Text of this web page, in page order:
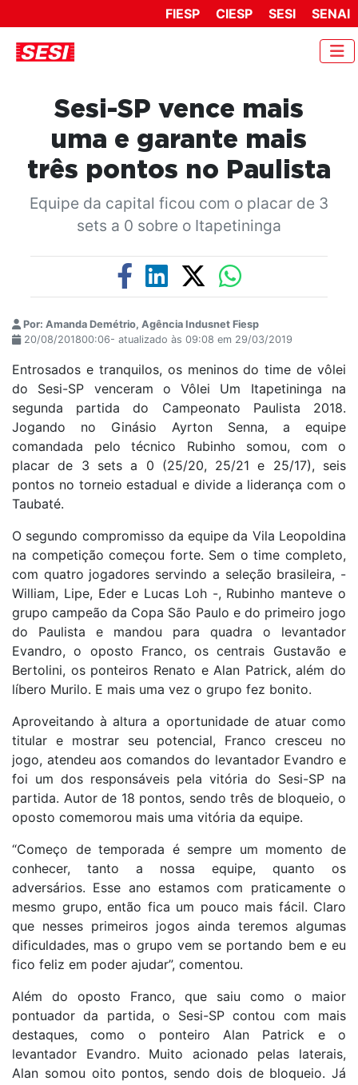
FIESP CIESP SESI SENAI
Sesi-SP vence mais
uma e garante mais
três pontos no Paulista
Equipe da capital ficou com o placar de 3
sets a 0 sobre o Itapetininga
Por: Amanda Demétrio, Agência Indusnet Fiesp
20/08/201800:06- atualizado às 09:08 em 29/03/2019
Entrosados e tranquilos, os meninos do time de vôlei
do Sesi-SP venceram o Vôlei Um Itapetininga na
segunda partida do Campeonato Paulista 2018.
Jogando no Ginásio Ayrton Senna, a equipe
comandada pelo técnico Rubinho somou, com o
placar de 3 sets a 0 (25/20, 25/21 e 25/17), seis
pontos no torneio estadual e divide a liderança com o
Taubaté.
O segundo compromisso da equipe da Vila Leopoldina
na competição começou forte. Sem o time completo,
com quatro jogadores servindo a seleção brasileira, -
William, Lipe, Eder e Lucas Loh -, Rubinho manteve o
grupo campeão da Copa São Paulo e do primeiro jogo
do Paulista e mandou para quadra o levantador
Evandro, o oposto Franco, os centrais Gustavão e
Bertolini, os ponteiros Renato e Alan Patrick, além do
líbero Murilo. E mais uma vez o grupo fez bonito.
Aproveitando à altura a oportunidade de atuar como
titular e mostrar seu potencial, Franco cresceu no
jogo, atendeu aos comandos do levantador Evandro e
foi um dos responsáveis pela vitória do Sesi-SP na
partida. Autor de 18 pontos, sendo três de bloqueio, o
oposto comemorou mais uma vitória da equipe.
“Começo de temporada é sempre um momento de
conhecer, tanto a nossa equipe, quanto os
adversários. Esse ano estamos com praticamente o
mesmo grupo, então fica um pouco mais fácil. Claro
que nesses primeiros jogos ainda teremos algumas
dificuldades, mas o grupo vem se portando bem e eu
fico feliz em poder ajudar”, comentou.
Além do oposto Franco, que saiu como o maior
pontuador da partida, o Sesi-SP contou com mais
destaques, como o ponteiro Alan Patrick e o
levantador Evandro. Muito acionado pelas laterais,
Alan somou oito pontos, sendo dois de bloqueio. Já